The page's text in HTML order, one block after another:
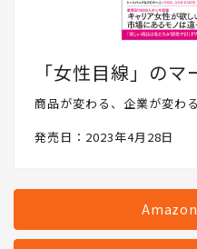
「女性目線」の
商品が変わる、企業が変わる
発売日：2023年4月28日
Amazon